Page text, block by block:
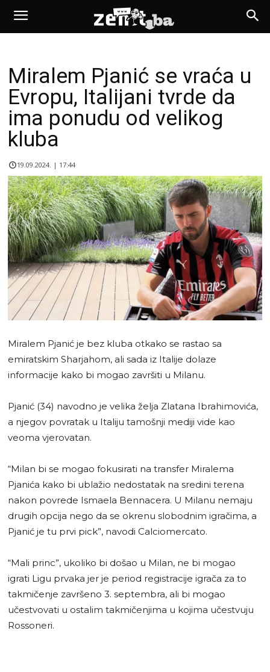
Miralem Pjanić se vraća u
Evropu, Italijani tvrde da
ima ponudu od velikog
kluba
19.09.2024. | 17:44
Miralem Pjanić je bez kluba otkako se rastao sa
emiratskim Sharjahom, ali sada iz Italije dolaze
informacije kako bi mogao završiti u Milanu.
Pjanić (34) navodno je velika želja Zlatana Ibrahimovića,
a njegov povratak u Italiju tamošnji mediji vide kao
veoma vjerovatan.
“Milan bi se mogao fokusirati na transfer Miralema
Pjanića kako bi ublažio nedostatak na sredini terena
nakon povrede Ismaela Bennacera. U Milanu nemaju
drugih opcija nego da se okrenu slobodnim igračima, a
Pjanić je tu prvi pick”, navodi Calciomercato.
“Mali princ”, ukoliko bi došao u Milan, ne bi mogao
igrati Ligu prvaka jer je period registracije igrača za to
takmičenje završeno 3. septembra, ali bi mogao
učestvovati u ostalim takmičenjima u kojima učestvuju
Rossoneri.